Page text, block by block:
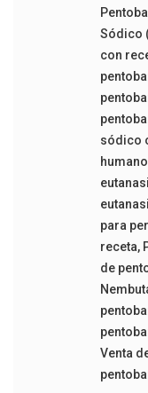
Sódico
con
sódico
para
receta,
de
Venta